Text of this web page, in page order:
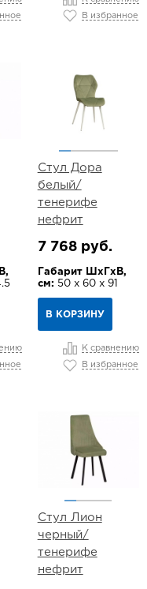
В избранное
Стул Дора
белый/
тенерифе
нефрит
7 768 руб.
Габарит ШхГхВ,
см: 50 х 60 х 91
В КОРЗИНУ
К сравнению
В избранное
Стул Лион
черный/
тенерифе
нефрит